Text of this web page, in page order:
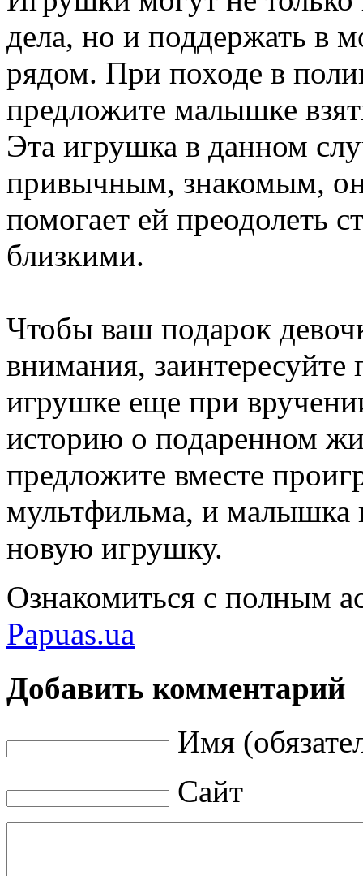
дела, но и поддержать в
рядом. При походе в
предложите малышке
Эта игрушка в данном
привычным, знакомым,
помогает ей преодолеть
близкими.
Чтобы ваш подарок
внимания,
игрушке еще при
историю о подаренном
предложите вместе
мультфильма, и малышка
новую игрушку.
Ознакомиться с полным
Papuas.ua
Добавить комментарий
Имя
Сайт